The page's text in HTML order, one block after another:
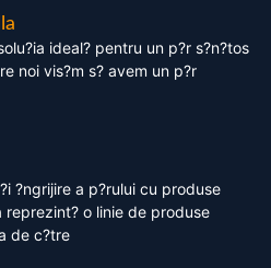
ideal? pentru un p?r s?n?tos
noi vis?m s? avem un p?r
?ngrijire a p?rului cu produse
reprezint? o linie de produse
de c?tre